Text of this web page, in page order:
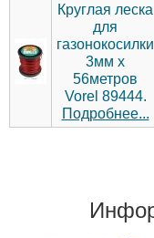
Круглая леска
для
газонокосилки
3мм х
56метров
Vorel 89444.
Подробнее...